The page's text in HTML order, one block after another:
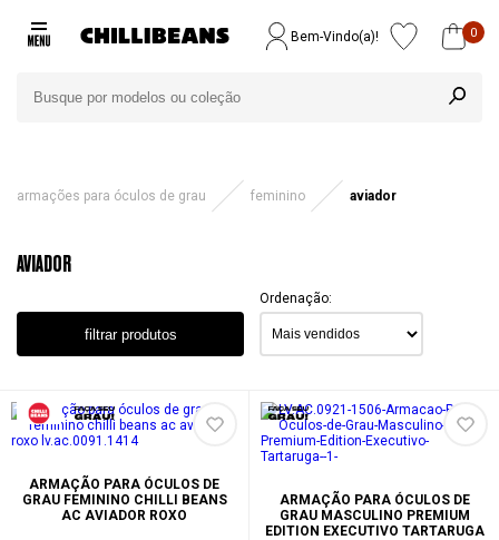
Bem-Vindo(a)! 0
armações para óculos de grau feminino aviador
AVIADOR
Ordenação:
filtrar produtos
ARMAÇÃO PARA ÓCULOS DE
GRAU FEMININO CHILLI BEANS
AC AVIADOR ROXO
ARMAÇÃO PARA ÓCULOS DE
GRAU MASCULINO PREMIUM
EDITION EXECUTIVO TARTARUGA